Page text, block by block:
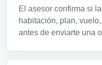
El asesor confirma si
habitación, plan,
antes de enviarte una